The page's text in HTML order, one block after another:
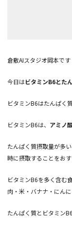
倉敷AIスタジオ岡本です
今日はビタミンB6とた
ビタミンB6はたんぱく
ビタミンB6は、 アミノ
たんぱく質摂取量が多
時に摂取することをおす
ビタミンB6を多く含む
肉・米・バナナ・にん
たんぱく質とビタミン